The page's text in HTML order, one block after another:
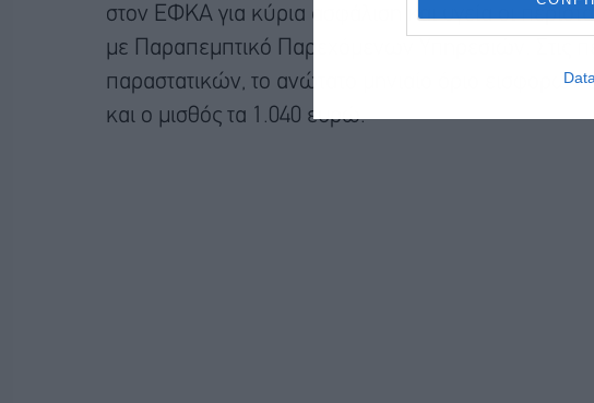
στον ΕΦΚΑ για κύρια ασφάλιση και υγεία οι
με Παραπεμπτικό Παρεχόμενων Υπηρεσιών. Στις
παραστατικών, το ανώτατο μηνιαίο όριο εισφορών
και ο μισθός τα 1.040 ευρώ.